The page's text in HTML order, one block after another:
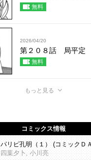
無料
2026/04/20
第２０８話 局平定
無料
もっと見る
コミックス情報
パリピ孔明（１） (コミックＤ
四葉夕卜, 小川亮